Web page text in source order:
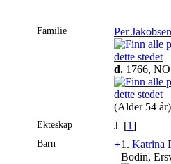
Familie Per
d. 1766,
(Alder 54 år)
Ekteskap J [1]
Barn +1. Katrina
Bodin,